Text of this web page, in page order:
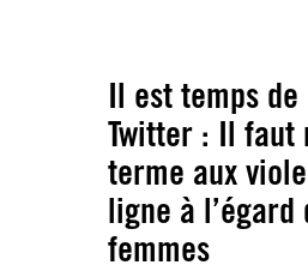
Il est temps
Twitter : Il faut
terme aux
ligne à l’égard
femmes